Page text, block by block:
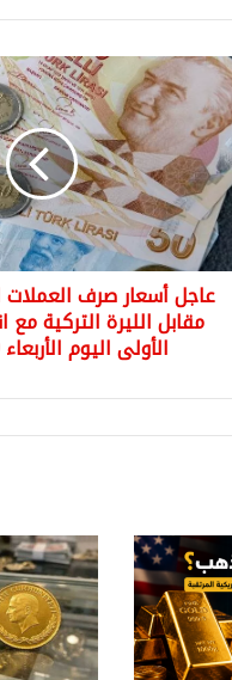
2019م
عاجل أسعار صرف العملات
مقابل الليرة التركية
الأولى اليوم الأربعاء 3/7/2019م